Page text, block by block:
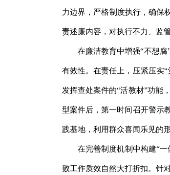
力边界，严格制度执行，确保
责述廉内容，对执行不力、监
在廉洁教育中增强“不想
有效性。在责任上，压紧压实
发挥查处案件的“活教材”功能
型案件后，第一时间召开警示
践基地，利用群众喜闻乐见的
在完善制度机制中构建“
败工作质效自然大打折扣。针